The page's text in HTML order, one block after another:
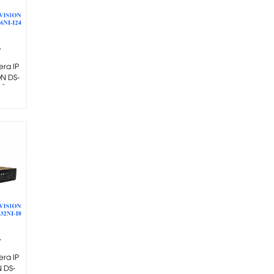
IP
DS-
IP
DS-